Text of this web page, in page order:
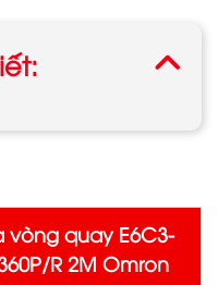
vòng quay E6C3-
R 2M Omron